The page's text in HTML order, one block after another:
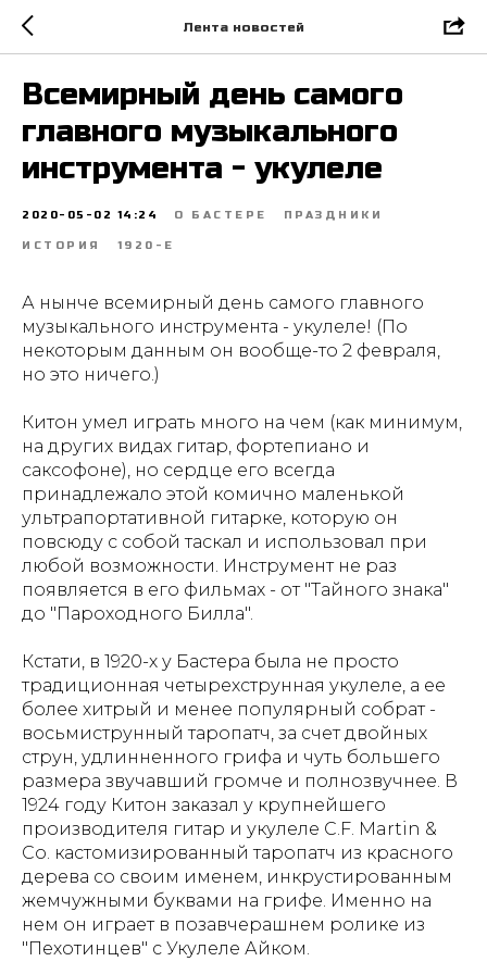
Лента новостей
Всемирный день самого
главного музыкального
инструмента - укулеле
2020-05-02 14:24 О БАСТЕРЕ ПРАЗДНИКИ
ИСТОРИЯ 1920-Е
А нынче всемирный день самого главного
музыкального инструмента - укулеле! (По
некоторым данным он вообще-то 2 февраля,
но это ничего.)
Китон умел играть много на чем (как минимум,
на других видах гитар, фортепиано и
саксофоне), но сердце его всегда
принадлежало этой комично маленькой
ультрапортативной гитарке, которую он
повсюду с собой таскал и использовал при
любой возможности. Инструмент не раз
появляется в его фильмах - от "Тайного знака"
до "Пароходного Билла".
Кстати, в 1920-х у Бастера была не просто
традиционная четырехструнная укулеле, а ее
более хитрый и менее популярный собрат -
восьмиструнный таропатч, за счет двойных
струн, удлинненного грифа и чуть большего
размера звучавший громче и полнозвучнее. В
1924 году Китон заказал у крупнейшего
производителя гитар и укулеле C.F. Martin &
Co. кастомизированный таропатч из красного
дерева со своим именем, инкрустированным
жемчужными буквами на грифе. Именно на
нем он играет в позавчерашнем ролике из
"Пехотинцев" с Укулеле Айком.